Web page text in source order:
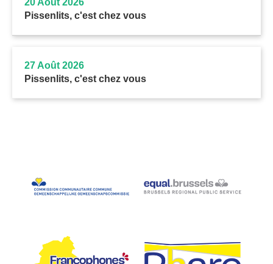
Pissenlits, c'est chez vous
27 Août 2026
Pissenlits, c'est chez vous